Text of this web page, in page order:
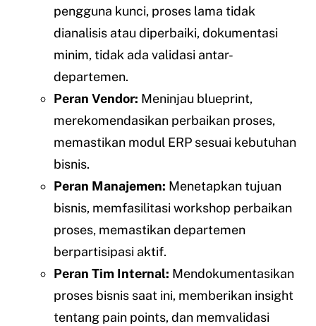
pengguna kunci, proses lama tidak
dianalisis atau diperbaiki, dokumentasi
minim, tidak ada validasi antar-
departemen.
Peran Vendor: Meninjau blueprint,
merekomendasikan perbaikan proses,
memastikan modul ERP sesuai kebutuhan
bisnis.
Peran Manajemen: Menetapkan tujuan
bisnis, memfasilitasi workshop perbaikan
proses, memastikan departemen
berpartisipasi aktif.
Peran Tim Internal: Mendokumentasikan
proses bisnis saat ini, memberikan insight
tentang pain points, dan memvalidasi